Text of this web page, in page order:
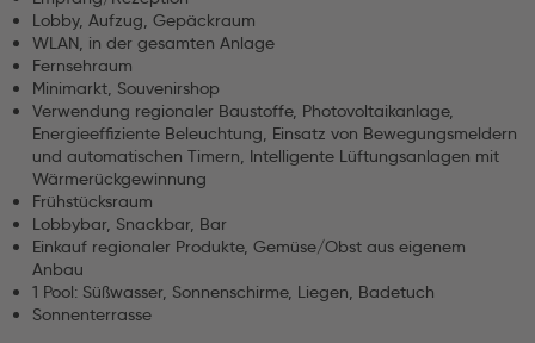
Lobby, Aufzug, Gepäckraum
WLAN, in der gesamten Anlage
Fernsehraum
Minimarkt, Souvenirshop
Verwendung regionaler Baustoffe, Photovoltaikanlage,
Energieeffiziente Beleuchtung, Einsatz von Bewegungsmeldern
und automatischen Timern, Intelligente Lüftungsanlagen mit
Wärmerückgewinnung
Frühstücksraum
Lobbybar, Snackbar, Bar
Einkauf regionaler Produkte, Gemüse/Obst aus eigenem
Anbau
1 Pool: Süßwasser, Sonnenschirme, Liegen, Badetuch
Sonnenterrasse